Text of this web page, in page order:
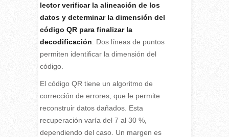
lector verificar la alineación de los
datos y determinar la dimensión del
código QR para finalizar la
decodificación . Dos líneas de puntos
permiten identificar la dimensión del
código.
El código QR tiene un algoritmo de
corrección de errores, que le permite
reconstruir datos dañados. Esta
recuperación varía del 7 al 30 %,
dependiendo del caso. Un margen es